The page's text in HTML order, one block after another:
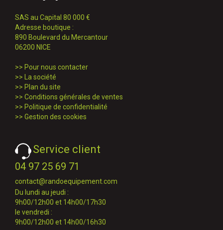
SAS au Capital 80 000 €
Adresse boutique :
890 Boulevard du Mercantour
06200 NICE
>> Pour nous contacter
>>
La société
>> Plan du site
>> Conditions générales de ventes
>> Politique de confidentialité
>> Gestion des cookies
Service client
04 97 25 69 71
contact@randoequipement.com
Du lundi au jeudi :
9h00/12h00 et 14h00/17h30
le vendredi :
9h00/12h00 et 14h00/16h30